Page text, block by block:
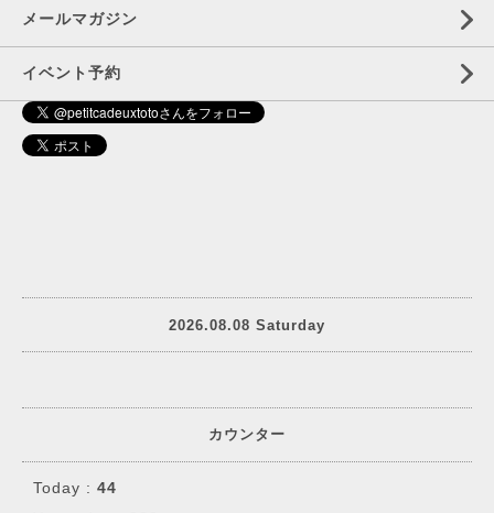
メールマガジン
イベント予約
2026.08.08 Saturday
カウンター
Today : 44